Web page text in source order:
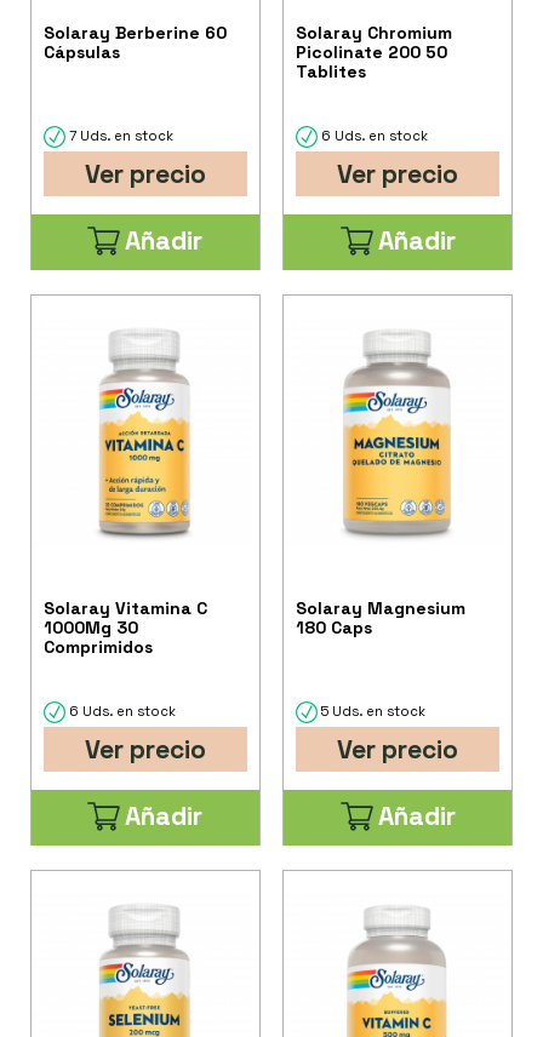
Solaray Berberine 60
Cápsulas
7 Uds. en stock
Ver precio
Añadir
Solaray Chromium
Picolinate 200 50
Tablites
6 Uds. en stock
Ver precio
Añadir
Solaray Vitamina C
1000Mg 30
Comprimidos
6 Uds. en stock
Ver precio
Añadir
Solaray Magnesium
180 Caps
5 Uds. en stock
Ver precio
Añadir